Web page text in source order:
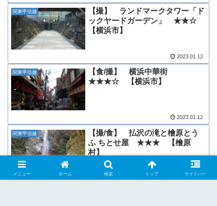
関東甲信越
【撮】 ランドマークタワー「ド
ックヤードガーデン」 ★★☆
【横浜市】
2023.01.12
関東甲信越
【食/撮】 横浜中華街
★★★☆ 【横浜市】
2023.01.12
関東甲信越
【撮/食】 払沢の滝と檜原とう
ふ ちとせ屋 ★★★ 【檜原
村】
メニュー ホーム 検索 トップ サイドバー